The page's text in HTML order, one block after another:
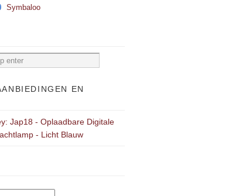
Symbaloo
EN
Jap18 - Oplaadbare Digitale
- Licht Blauw